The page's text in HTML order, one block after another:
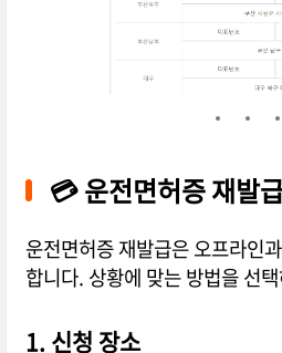
💳 운전면허증 재발
운전면허증 재발급은 오프라인
합니다. 상황에 맞는 방법을 선
1. 신청 장소